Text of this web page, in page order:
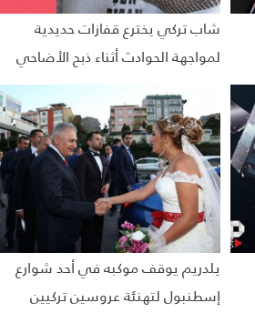
شاب تركي يخترع قفازات حديدية
لمواجهة الحوادث أثناء ذبح الأضاحي
يلدريم يوقف موكبه في أحد شوارع
إسطنبول لتهنئة عروسين تركيين